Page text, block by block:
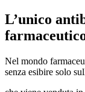
L’unico
Nel mondo
senza esibire solo